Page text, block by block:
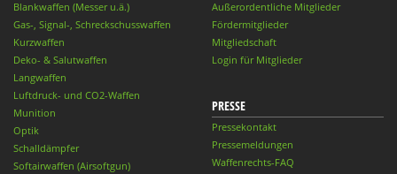
Blankwaffen (Messer u.ä.)
Gas-, Signal-, Schreckschusswaffen
Kurzwaffen
Deko- & Salutwaffen
Langwaffen
Luftdruck- und CO2-Waffen
Munition
Optik
Schalldämpfer
Softairwaffen (Airsoftgun)
Außerordentliche Mitglieder
Fördermitglieder
Mitgliedschaft
Login für Mitglieder
PRESSE
Pressekontakt
Pressemeldungen
Waffenrechts-FAQ